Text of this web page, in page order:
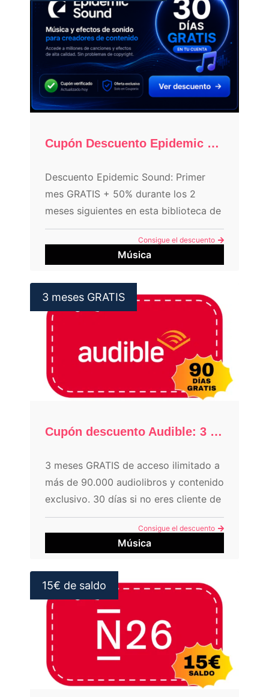
Cupón Descuento Epidemic Sound: 50% + 1 mes GRATIS
Descuento Epidemic Sound: Primer
mes GRATIS + 50% durante los 2
meses siguientes en esta biblioteca de
música libre de derechos para tus
vídeos o podcast.
Consigue el descuento
Música
3 meses GRATIS
Cupón descuento Audible: 3 meses GRATIS
3 meses GRATIS de acceso ilimitado a
más de 90.000 audiolibros y contenido
exclusivo. 30 días si no eres cliente de
Amazon Prime.
Consigue el descuento
Música
15€ de saldo